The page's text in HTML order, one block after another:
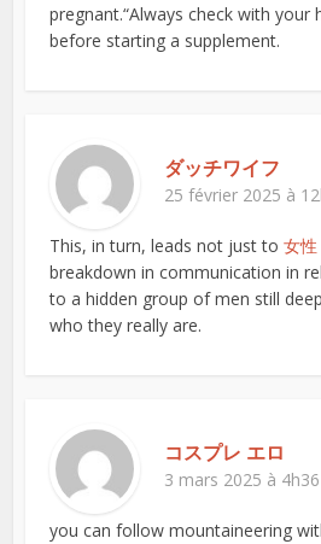
pregnant.“Always check with your
before starting a supplement.
ダッチワイフ
25 février 2025 à
This, in turn, leads not just to女
breakdown in communication in
to a hidden group of men still
who they really are.
コスプレ エロ
3 mars 2025 à 4h36
you can follow mountaineering